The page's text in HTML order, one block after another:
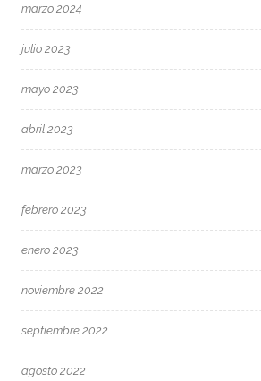
marzo 2024
julio 2023
mayo 2023
abril 2023
marzo 2023
febrero 2023
enero 2023
noviembre 2022
septiembre 2022
agosto 2022